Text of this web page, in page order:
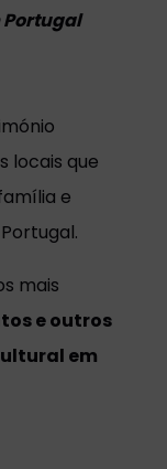
locais que
e
mais
e outros
em